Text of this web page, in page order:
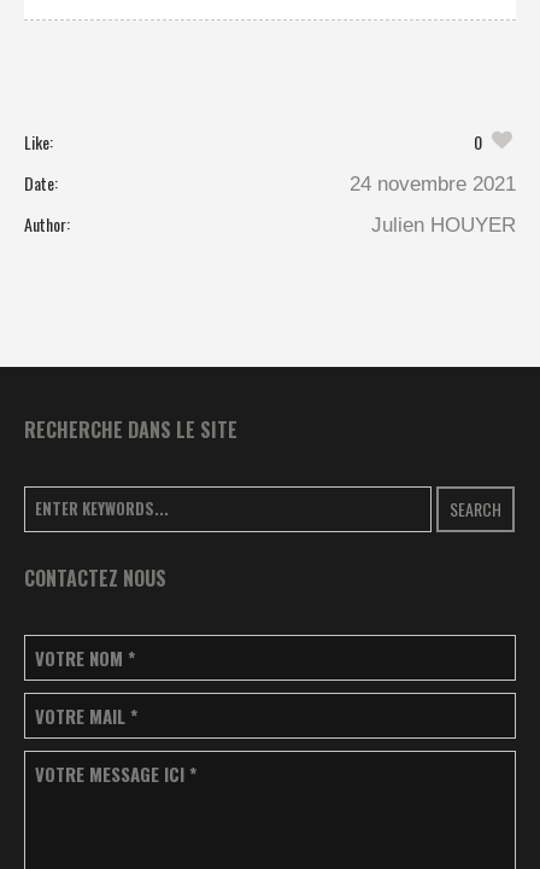
Like:
0
Date:
24 novembre 2021
Author: Julien HOUYER
RECHERCHE DANS LE SITE
SEARCH
CONTACTEZ NOUS
VOTRE NOM *
VOTRE MAIL *
VOTRE MESSAGE ICI *